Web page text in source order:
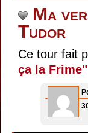
Ma
Tudor
Ce tour fait
ça la Frime"